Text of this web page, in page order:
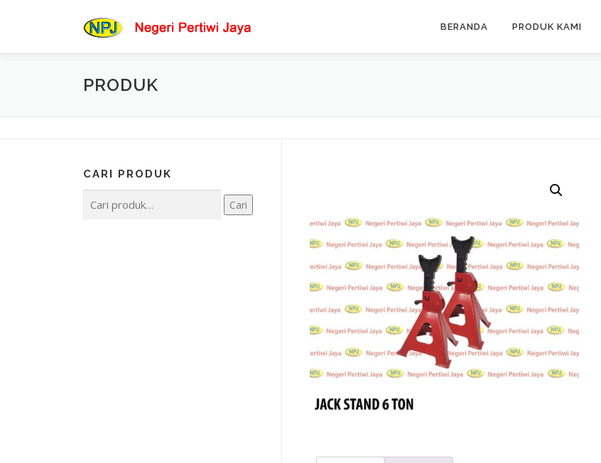
BERANDA PRODUK KAMI
PRODUK
CARI PRODUK
untuk:
Cari